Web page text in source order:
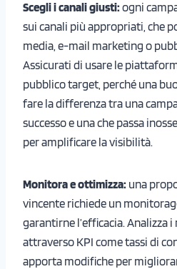
Scegli i canali giusti: ogni
sui canali più appropriati, che
media, e-mail marketing o
Assicurati di usare le
pubblico target, perché una
fare la differenza tra una
successo e una che passa
per amplificare la visibilità.
Monitora e ottimizza: una
vincente richiede un
garantirne l’efficacia. Analizza
attraverso KPI come tassi di
apporta modifiche per